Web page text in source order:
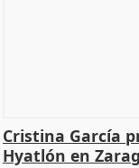
Cristina García
Hyatlón en